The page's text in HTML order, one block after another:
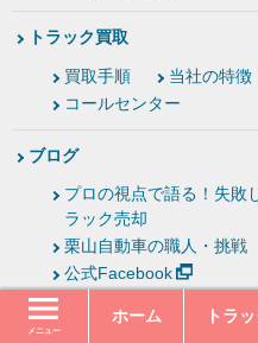
メニュー
ホーム トラ
トラック買取
買取手順 当社の特徴
コールセンター
ブログ
プロの視点で語る！失敗
ラック売却
栗山自動車の職人・挑戦
公式Facebook
お客様の声